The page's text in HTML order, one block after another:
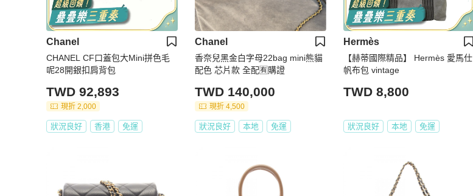
Chanel
CHANEL CF口蓋包大Mini拼色毛
呢28開銀扣肩背包
TWD 92,893
現折 2,000
狀況良好 香港 免運
Chanel
香奈兒黑金白字母22bag mini熊貓
配色 芯片款 全配🈶購證
TWD 140,000
現折 4,500
狀況良好 本地 免運
Hermès
【赫蒂國際精品】 Hermès 愛馬仕
帆布包 vintage
TWD 8,800
狀況良好 本地 免運